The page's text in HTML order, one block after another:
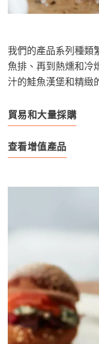
Mowi Faroe
Mowi France
Mowi Ireland
Mowi
Mowi Turkey
Americas
Mowi Canada
我們的產品系列種類
魚排、再到熱燻和冷
汁的鮭魚漢堡和精緻
貿易和大量採購
查看增值產品